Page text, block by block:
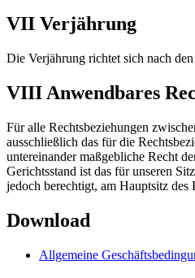
VII Verjährung
Die Verjährung richtet sich nach
VIII Anwendbares
Für alle Rechtsbeziehungen
ausschließlich das für die
untereinander maßgebliche Recht
Gerichtsstand ist das für unseren
jedoch berechtigt, am Hauptsitz des
Download
Allgemeine